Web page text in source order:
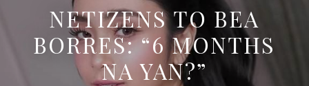
NETIZENS TO BEA
BORRES: “6 MONTHS
NA YAN?”